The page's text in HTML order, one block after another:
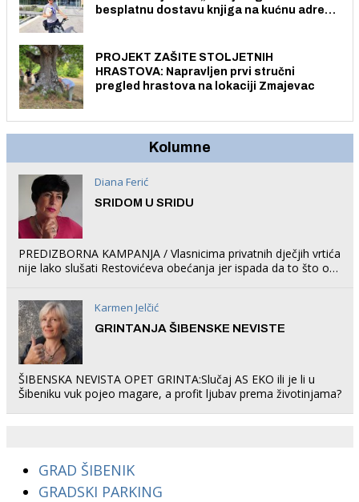
besplatnu dostavu knjiga na kućnu adresu
PROJEKT ZAŠITE STOLJETNIH
HRASTOVA: Napravljen prvi stručni
pregled hrastova na lokaciji Zmajevac
Kolumne
Diana Ferić
SRIDOM U SRIDU
PREDIZBORNA KAMPANJA / Vlasnicima privatnih dječjih vrtića
nije lako slušati Restovićeva obećanja jer ispada da to što oni
Karmen Jelčić
GRINTANJA ŠIBENSKE NEVISTE
ŠIBENSKA NEVISTA OPET GRINTA:Slučaj AS EKO ili je li u
Šibeniku vuk pojeo magare, a profit ljubav prema životinjama?
GRAD ŠIBENIK
GRADSKI PARKING